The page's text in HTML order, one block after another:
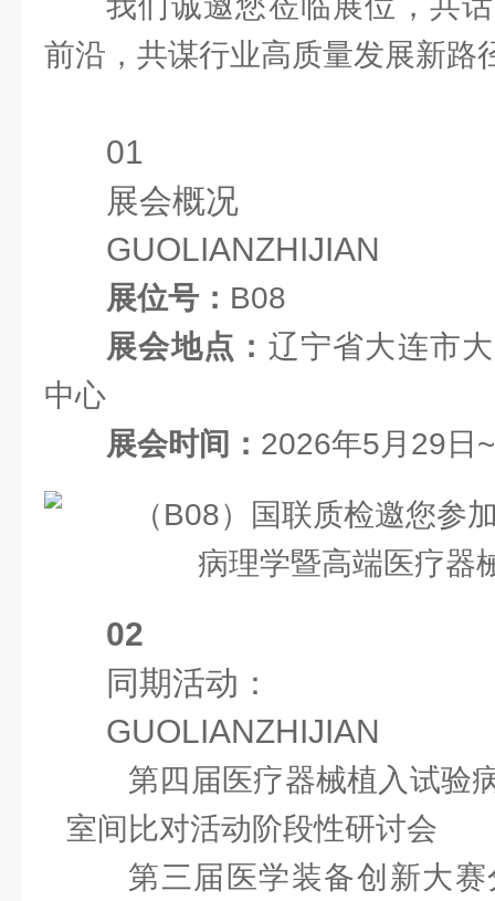
前沿，共谋行业高质量发展新路
01
展会概况
GUOLIANZHIJIAN
展位号： B08
展会地点： 辽宁省大连市
中心
展会时间： 2026年5月29日
02
同期活动：
GUOLIANZHIJIAN
第四届医疗器械植入试验
室间比对活动阶段性研讨会
第三届医学装备创新大